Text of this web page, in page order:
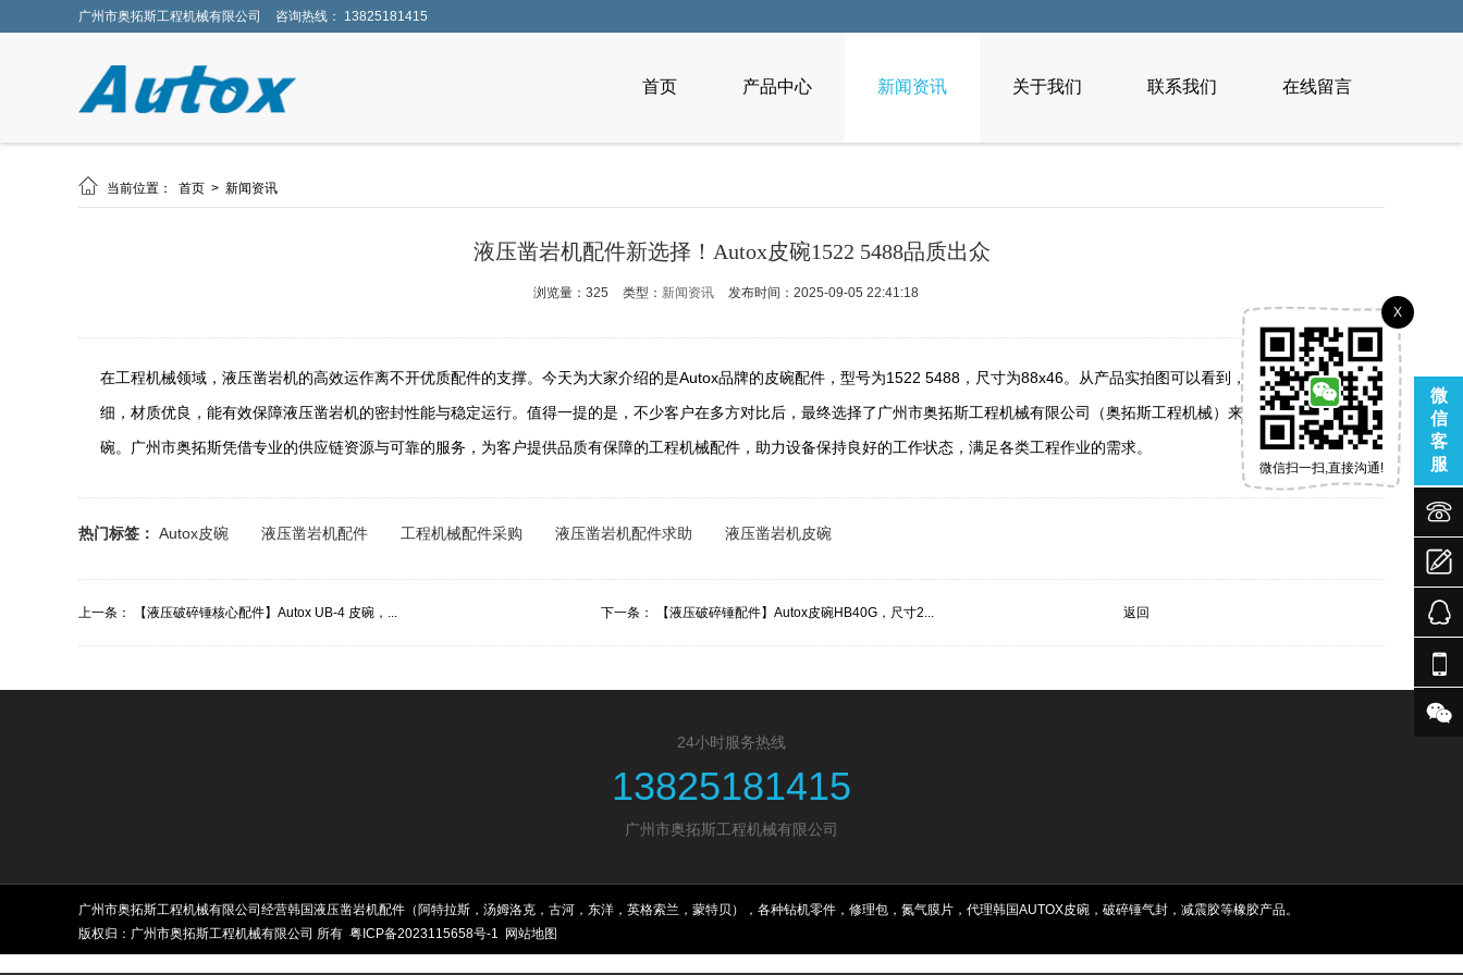
广州市奥拓斯工程机械有限公司 咨询热线： 13825181415
首页 产品中心 新闻资讯 关于我们 联系我们 在线留言
 当前位置： 首页 > 新闻资讯
液压凿岩机配件新选择！Autox皮碗1522 5488品质出众
浏览量：325 类型： 新闻资讯 发布时间：2025-09-05 22:41:18
在工程机械领域，液压凿岩机的高效运作离不开优质配件的支撑。今天为大家介绍的是Autox品牌的皮碗配件，型号为1522 5488，尺寸为88x46。从产品实拍图可以看到，这款皮碗做工精
细，材质优良，能有效保障液压凿岩机的密封性能与稳定运行。值得一提的是，不少客户在多方对比后，最终选择了广州市奥拓斯工程机械有限公司（奥拓斯工程机械）来采购这款Autox皮
碗。广州市奥拓斯凭借专业的供应链资源与可靠的服务，为客户提供品质有保障的工程机械配件，助力设备保持良好的工作状态，满足各类工程作业的需求。
热门标签： Autox皮碗 液压凿岩机配件 工程机械配件采购 液压凿岩机配件求助 液压凿岩机皮碗
上一条： 【液压破碎锤核心配件】Autox UB-4 皮碗，... 下一条： 【液压破碎锤配件】Autox皮碗HB40G，尺寸2... 返回
24小时服务热线
13825181415
广州市奥拓斯工程机械有限公司
广州市奥拓斯工程机械有限公司经营韩国液压凿岩机配件（阿特拉斯，汤姆洛克，古河，东洋，英格索兰，蒙特贝），各种钻机零件，修理包，氮气膜片，代理韩国AUTOX皮碗，破碎锤气封，减震胶等橡胶产品。
版权归：广州市奥拓斯工程机械有限公司 所有 粤ICP备2023115658号-1 网站地图
微
信
客
服
X
微信扫一扫,直接沟通!




